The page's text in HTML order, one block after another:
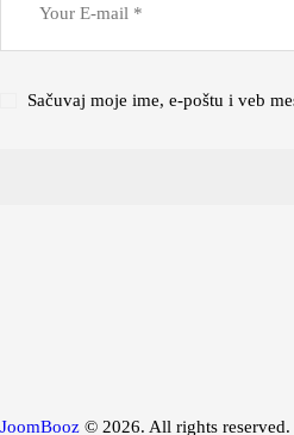
Sačuvaj moje ime, e-poštu i veb
JoomBooz © 2026. All rights reserved.